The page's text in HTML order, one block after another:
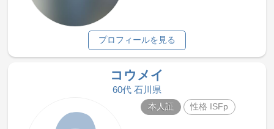
プロフィールを見る
コウメイ
60代 石川県
本人証 性格 ISFp